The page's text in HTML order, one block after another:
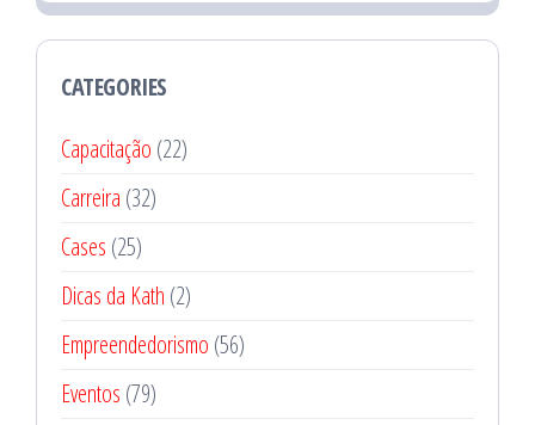
CATEGORIES
Capacitação (22)
Carreira (32)
Cases (25)
Dicas da Kath (2)
Empreendedorismo (56)
Eventos (79)